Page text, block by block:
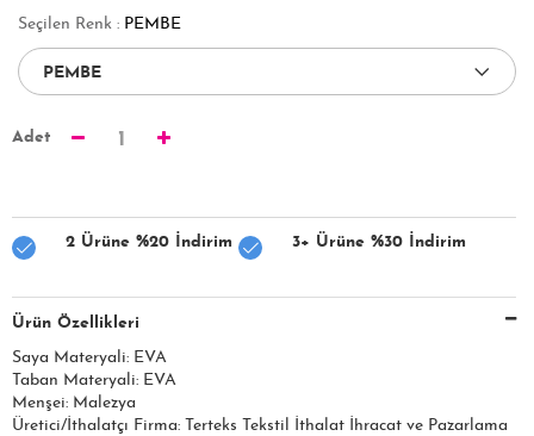
Seçilen Renk : PEMBE
Adet 1
2 Ürüne %20 İndirim 3+ Ürüne %30 İndirim
Ürün Özellikleri
Saya Materyali: EVA
Taban Materyali: EVA
Menşei: Malezya
Üretici/İthalatçı Firma: Terteks Tekstil İthalat İhracat ve Pazarlama